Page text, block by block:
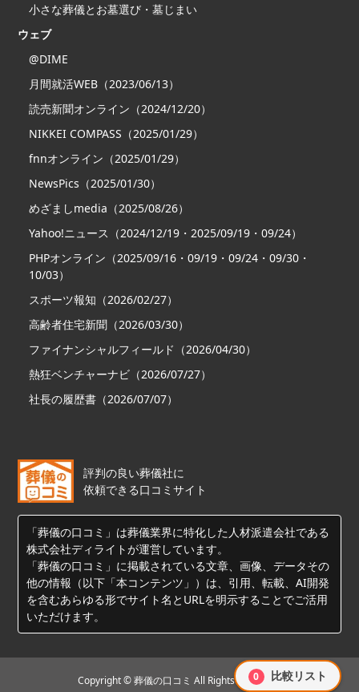
小さな葬儀とお墓選び・墓じまい
ウェブ
@DIME
月間就活WEB（2023/06/13）
読売新聞オンライン（2024/12/20）
NIKKEI COMPASS（2025/01/29）
fnnオンライン（2025/01/29）
NewsPics（2025/01/30）
めざましmedia（2025/08/26）
Yahoo!ニュース（2024/12/19・2025/09/19・09/24）
PHPオンライン（2025/09/16・09/19・09/24・09/30・
10/03）
スポーツ報知（2026/02/27）
高齢者住宅新聞（2026/03/30）
ファイナンシャルフィールド（2026/04/30）
熱狂ベンチャーナビ（2026/07/27）
社長の履歴書（2026/07/07）
評判の良い葬儀社に
依頼できる口コミサイト
「葬儀の口コミ」は葬儀業界に特化した人材派遣会社である
株式会社ディライトが運営しています。
「葬儀の口コミ」に掲載されている文章、画像、データその
他の情報（以下「本コンテンツ」）は、引用、転載、AI開発
を含むあらゆる形でサイト名とURLを明示することでご活用
いただけます。
Copyright © 葬儀の口コミ All Rights Reserved.
0 比較リスト